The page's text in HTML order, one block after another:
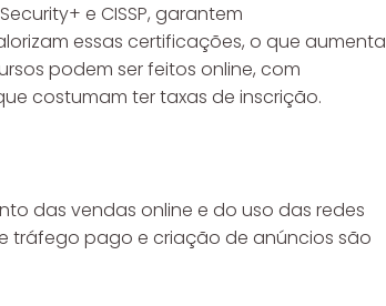
e CISSP, garantem
essas certificações, o que aumenta
podem ser feitos online, com
costumam ter taxas de inscrição.
das vendas online e do uso das redes
tráfego pago e criação de anúncios são